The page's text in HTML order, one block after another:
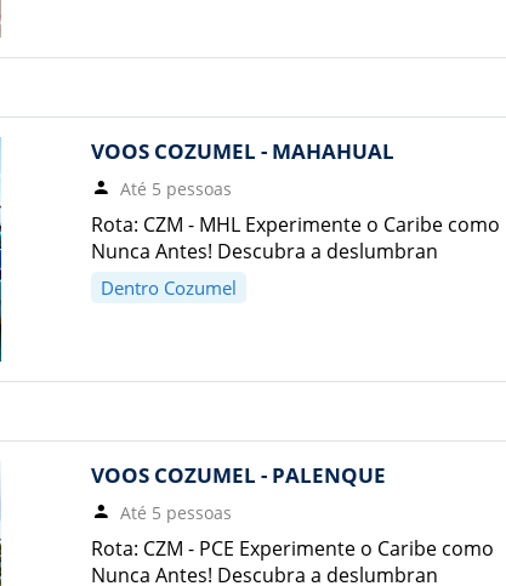
VOOS COZUMEL - MAHAHUAL
Até 5 pessoas
Rota: CZM - MHL Experimente o Caribe como
Nunca Antes! Descubra a deslumbran
Dentro Cozumel
VOOS COZUMEL - PALENQUE
Até 5 pessoas
Rota: CZM - PCE Experimente o Caribe como
Nunca Antes! Descubra a deslumbran